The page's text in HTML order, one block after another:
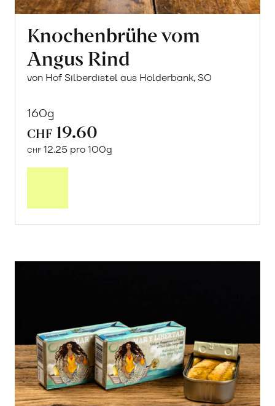
Knochenbrühe vom
Angus Rind
von Hof Silberdistel aus Holderbank, SO
160g
CHF 19.60
CHF 12.25 pro 100g